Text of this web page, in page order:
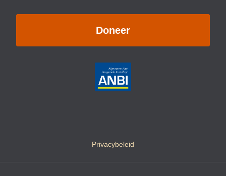
Doneer
Privacybeleid